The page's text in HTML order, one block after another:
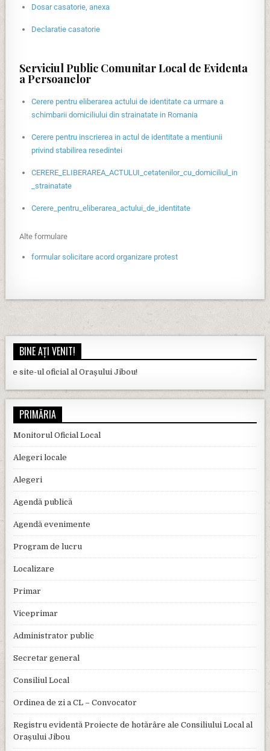
Dosar casatorie, anexa
Declaratie casatorie
Serviciul Public Comunitar Local de Evidenta
a Persoanelor
Cerere pentru eliberarea actului de identitate ca urmare a
schimbarii domiciliului din strainatate in Romania
Cerere pentru inscrierea in actul de identitate a mentiunii
privind stabilirea resedintei
CERERE_ELIBERAREA_ACTULUI_cetatenilor_cu_domiciliul_in
_strainatate
Cerere_pentru_eliberarea_actului_de_identitate
Alte formulare
formular solicitare acord organizare protest
BINE AȚI VENIT!
ul oficial al Orașului Jibou!
PRIMĂRIA
Monitorul Oficial Local
Alegeri locale
Alegeri
Agendă publică
Agendă evenimente
Program de lucru
Localizare
Primar
Viceprimar
Administrator public
Secretar general
Consiliul Local
Ordinea de zi a CL – Convocator
Registru evidentă Proiecte de hotărâre ale Consiliului Local al
Orașului Jibou